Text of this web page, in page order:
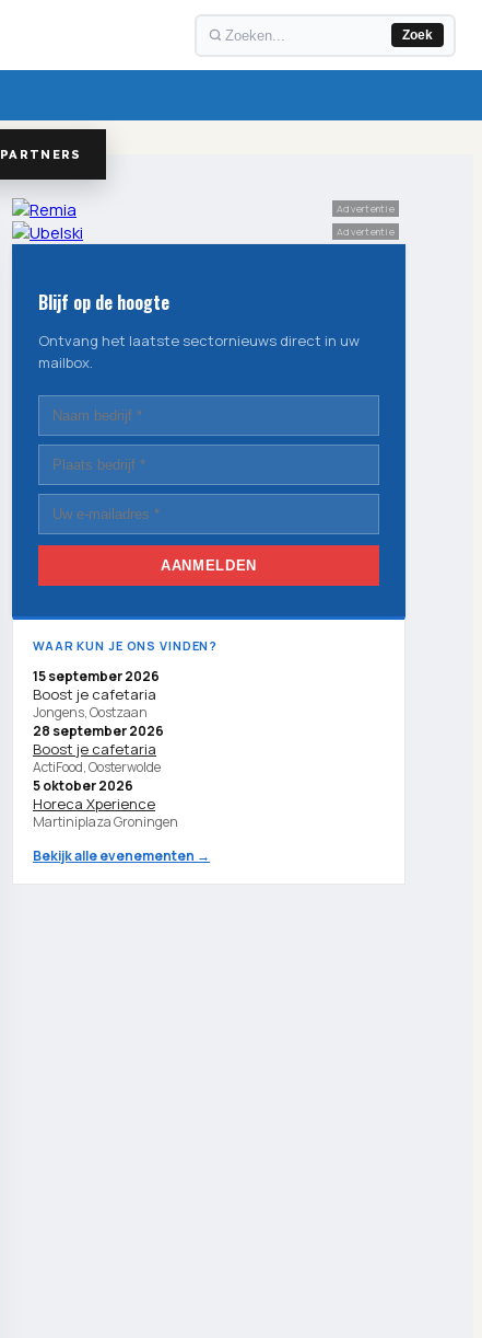
Zoek
PARTNERS
Advertentie
Advertentie
Blijf op de hoogte
Ontvang het laatste sectornieuws direct in uw
mailbox.
AANMELDEN
WAAR KUN JE ONS VINDEN?
15 september 2026
Boost je cafetaria
Jongens, Oostzaan
28 september 2026
Boost je cafetaria
ActiFood, Oosterwolde
5 oktober 2026
Horeca Xperience
Martiniplaza Groningen
Bekijk alle evenementen →